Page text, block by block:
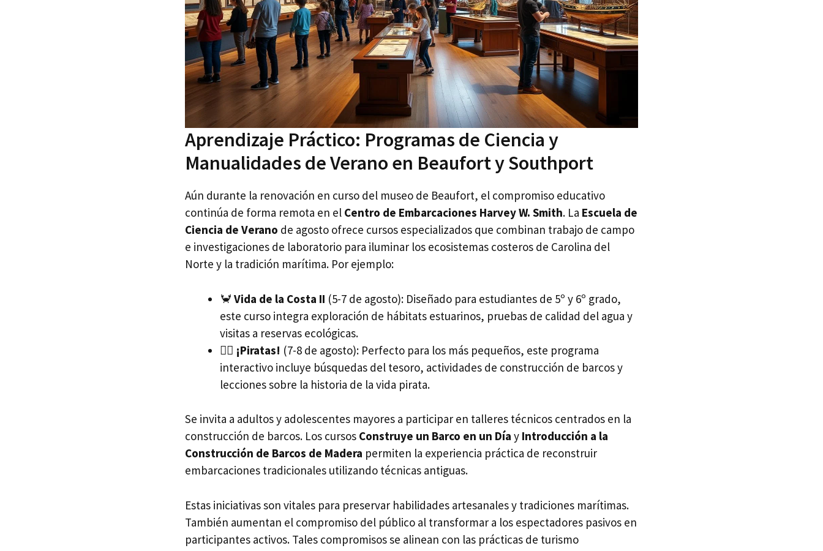
Aprendizaje Práctico: Programas de Ciencia y
Manualidades de Verano en Beaufort y Southport
Aún durante la renovación en curso del museo de Beaufort, el compromiso educativo
continúa de forma remota en el Centro de Embarcaciones Harvey W. Smith. La Escuela de
Ciencia de Verano de agosto ofrece cursos especializados que combinan trabajo de campo
e investigaciones de laboratorio para iluminar los ecosistemas costeros de Carolina del
Norte y la tradición marítima. Por ejemplo:
🦀 Vida de la Costa II (5-7 de agosto): Diseñado para estudiantes de 5º y 6º grado,
este curso integra exploración de hábitats estuarinos, pruebas de calidad del agua y
visitas a reservas ecológicas.
🏴‍☠️ ¡Piratas! (7-8 de agosto): Perfecto para los más pequeños, este programa
interactivo incluye búsquedas del tesoro, actividades de construcción de barcos y
lecciones sobre la historia de la vida pirata.
Se invita a adultos y adolescentes mayores a participar en talleres técnicos centrados en la
construcción de barcos. Los cursos Construye un Barco en un Día y Introducción a la
Construcción de Barcos de Madera permiten la experiencia práctica de reconstruir
embarcaciones tradicionales utilizando técnicas antiguas.
Estas iniciativas son vitales para preservar habilidades artesanales y tradiciones marítimas.
También aumentan el compromiso del público al transformar a los espectadores pasivos en
participantes activos. Tales compromisos se alinean con las prácticas de turismo